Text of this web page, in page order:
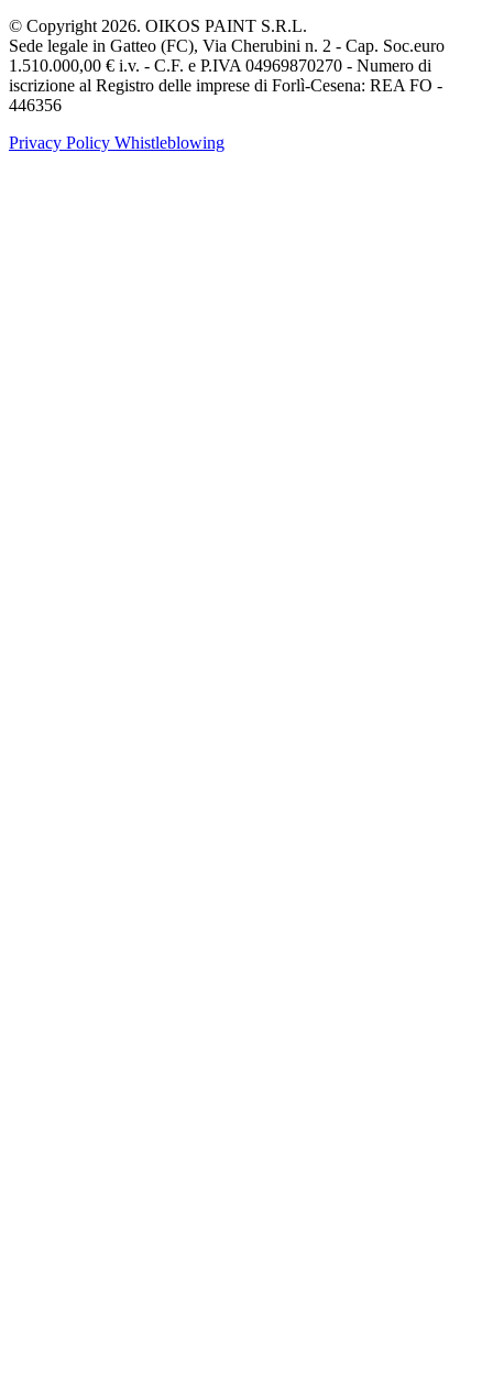
© Copyright 2026. OIKOS PAINT S.R.L.
Sede legale in Gatteo (FC), Via Cherubini n. 2 - Cap. Soc.euro
1.510.000,00 € i.v. - C.F. e P.IVA 04969870270 - Numero di
iscrizione al Registro delle imprese di Forlì-Cesena: REA FO -
446356
Privacy Policy Whistleblowing